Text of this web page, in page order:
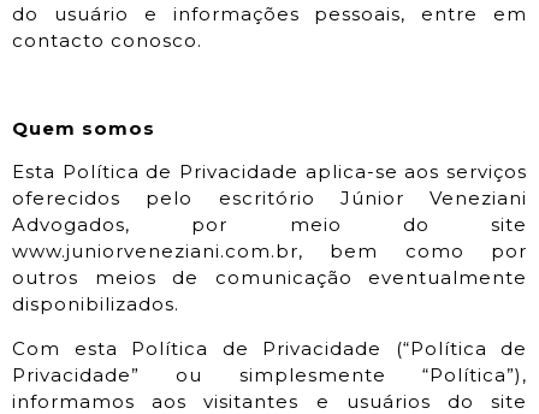
do usuário e informações pessoais, entre em
contacto conosco.
Quem somos
Esta Política de Privacidade aplica-se aos serviços
oferecidos pelo escritório Júnior Veneziani
Advogados, por meio do site
www.juniorveneziani.com.br, bem como por
outros meios de comunicação eventualmente
disponibilizados.
Com esta Política de Privacidade (“Política de
Privacidade” ou simplesmente “Política”),
informamos aos visitantes e usuários do site